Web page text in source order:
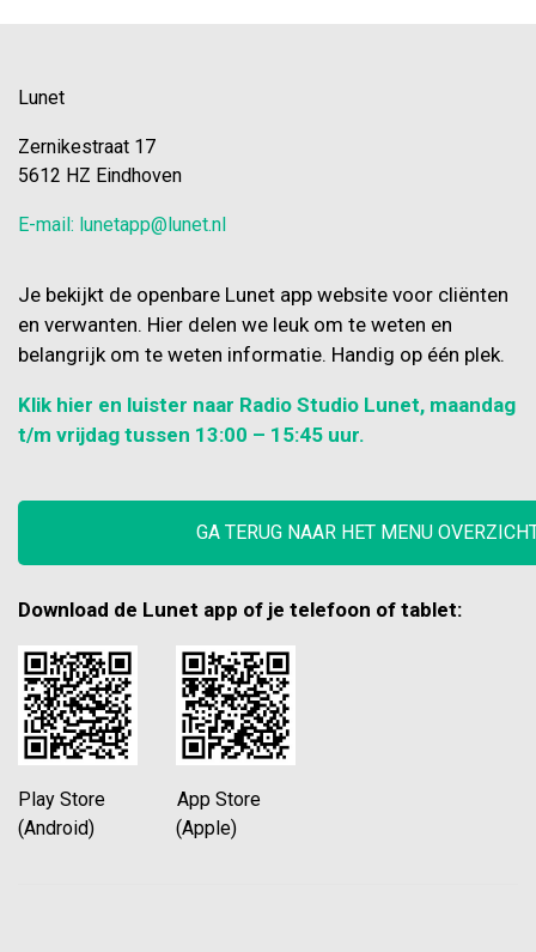
Lunet
Zernikestraat 17
5612 HZ Eindhoven
E-mail: lunetapp@lunet.nl
Je bekijkt de openbare Lunet app website voor cliënten
en verwanten. Hier delen we leuk om te weten en
belangrijk om te weten informatie. Handig op één plek.
Klik hier en luister naar Radio Studio Lunet, maandag
t/m vrijdag tussen 13:00 – 15:45 uur.
GA TERUG NAAR HET MENU
Download de Lunet app of je telefoon of tablet:
Play Store App Store
(Android) (Apple)